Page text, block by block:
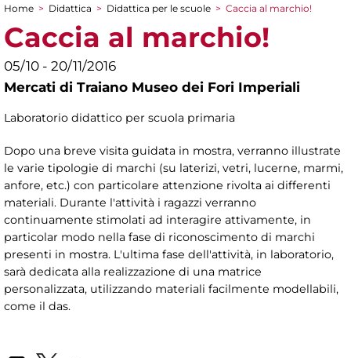
Tu sei qui
Home > Didattica > Didattica per le scuole > Caccia al marchio!
Caccia al marchio!
05/10 - 20/11/2016
Mercati di Traiano Museo dei Fori Imperiali
Laboratorio didattico per scuola primaria
Dopo una breve visita guidata in mostra, verranno illustrate
le varie tipologie di marchi (su laterizi, vetri, lucerne, marmi,
anfore, etc.) con particolare attenzione rivolta ai differenti
materiali. Durante l'attività i ragazzi verranno
continuamente stimolati ad interagire attivamente, in
particolar modo nella fase di riconoscimento di marchi
presenti in mostra. L'ultima fase dell'attività, in laboratorio,
sarà dedicata alla realizzazione di una matrice
personalizzata, utilizzando materiali facilmente modellabili,
come il das.